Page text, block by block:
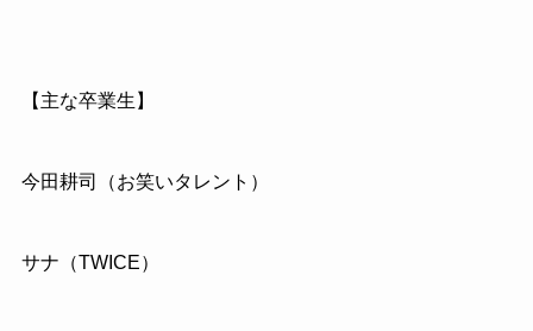
【主な卒業生】
今田耕司（お笑いタレント）
サナ（TWICE）